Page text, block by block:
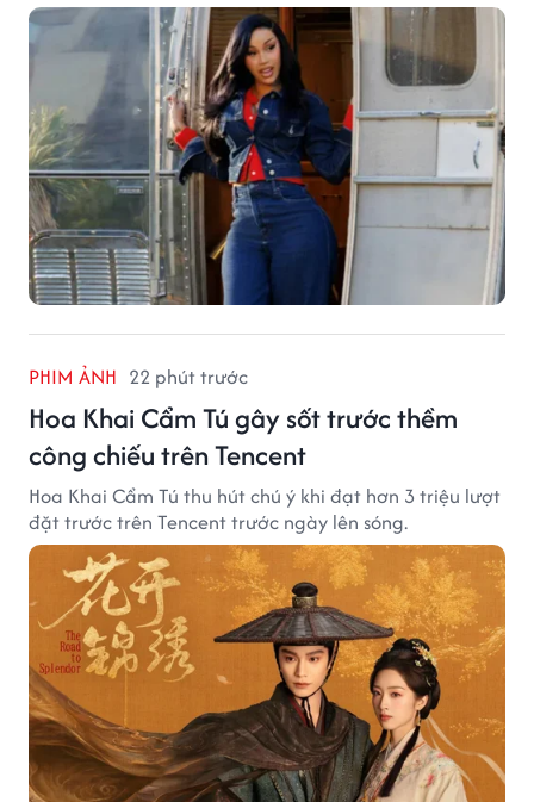
PHIM ẢNH 22 phút trước
Hoa Khai Cẩm Tú gây sốt trước thềm
công chiếu trên Tencent
Hoa Khai Cẩm Tú thu hút chú ý khi đạt hơn 3 triệu lượt
đặt trước trên Tencent trước ngày lên sóng.